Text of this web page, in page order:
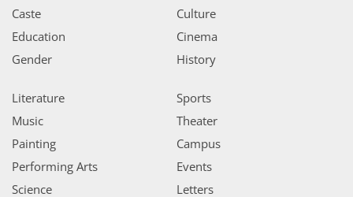
Caste
Education
Gender
Culture
Cinema
History
Literature
Music
Painting
Performing Arts
Science
Sports
Theater
Campus
Events
Letters